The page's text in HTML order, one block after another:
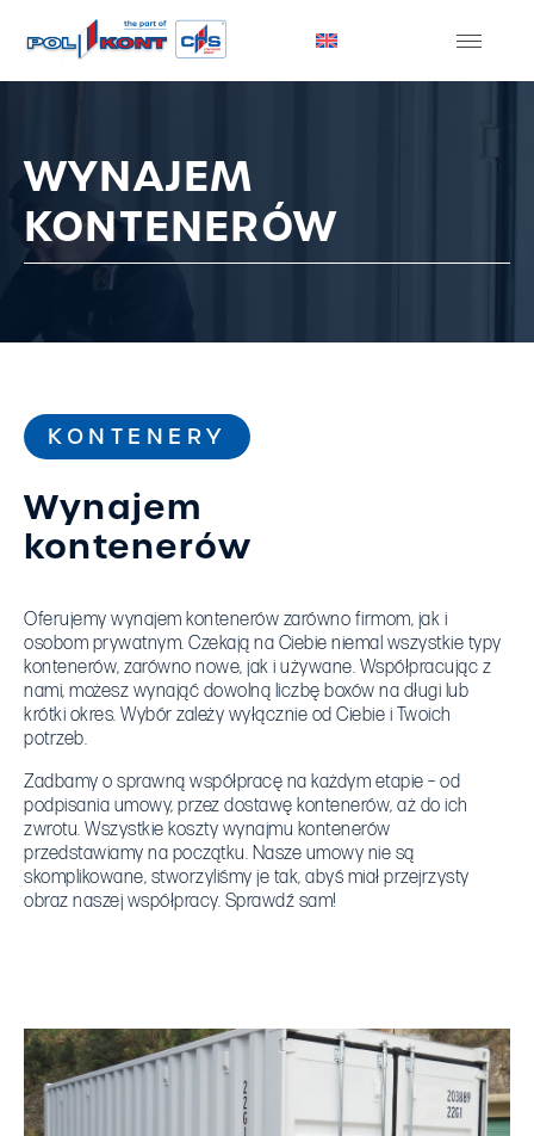
WYNAJEM
KONTENERÓW
KONTENERY
Wynajem
kontenerów
Oferujemy wynajem kontenerów zarówno firmom, jak i
osobom prywatnym. Czekają na Ciebie niemal wszystkie typy
kontenerów, zarówno nowe, jak i używane. Współpracując z
nami, możesz wynająć dowolną liczbę boxów na długi lub
krótki okres. Wybór zależy wyłącznie od Ciebie i Twoich
potrzeb.
Zadbamy o sprawną współpracę na każdym etapie – od
podpisania umowy, przez dostawę kontenerów, aż do ich
zwrotu. Wszystkie koszty wynajmu kontenerów
przedstawiamy na początku. Nasze umowy nie są
skomplikowane, stworzyliśmy je tak, abyś miał przejrzysty
obraz naszej współpracy. Sprawdź sam!